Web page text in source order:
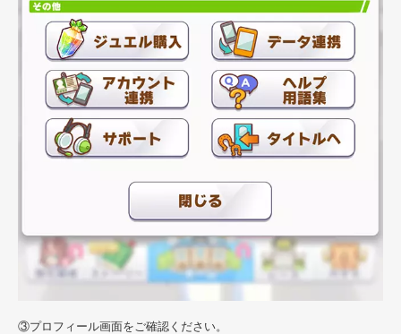
プロフィール画面をご確認ください。